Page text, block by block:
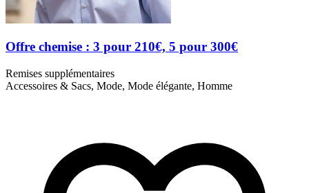
Offre chemise : 3 pour 210€, 5 pour 300€
Remises supplémentaires
Accessoires & Sacs, Mode, Mode élégante, Homme